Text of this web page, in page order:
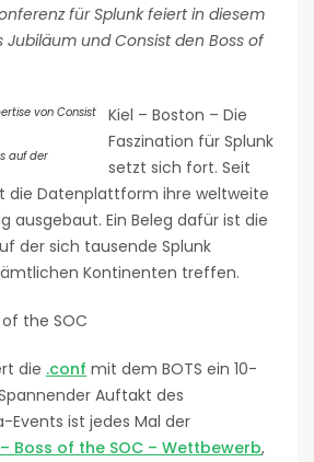
für Splunk feiert in diesem
Jubiläum und Consist den Boss of
auf der
Kiel – Boston – Die
Faszination für Splunk
setzt sich fort. Seit
die Datenplattform ihre weltweite
ausgebaut. Ein Beleg dafür ist die
der sich tausende Splunk
Kontinenten treffen.
the SOC
die .conf mit dem BOTS ein 10-
Auftakt des
ist jedes Mal der
– Boss of the SOC – Wettbewerb,